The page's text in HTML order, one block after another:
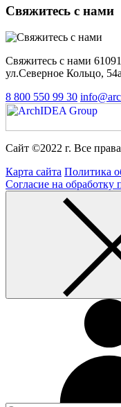
Свяжитесь с нами
Свяжитесь с нами
ул.Северное Кольцо,
8 800 550 99 30
Сайт ©2022 г. Все
Карта сайта Политика
Согласие на